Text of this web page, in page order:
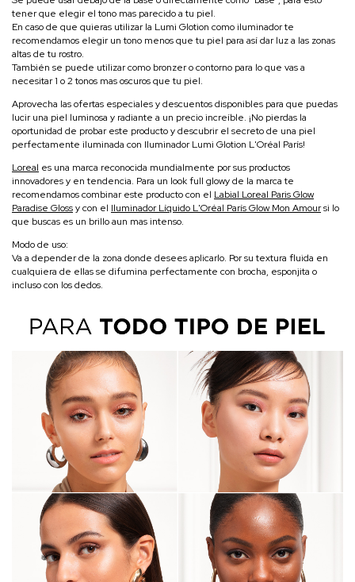
tener que elegir el tono mas parecido a tu piel.
En caso de que quieras utilizar la Lumi Glotion como iluminador te
recomendamos elegir un tono menos que tu piel para así dar luz a las zonas
altas de tu rostro.
También se puede utilizar como bronzer o contorno para lo que vas a
necesitar 1 o 2 tonos mas oscuros que tu piel.
Aprovecha las ofertas especiales y descuentos disponibles para que puedas
lucir una piel luminosa y radiante a un precio increíble. ¡No pierdas la
oportunidad de probar este producto y descubrir el secreto de una piel
perfectamente iluminada con Iluminador Lumi Glotion L'Oréal París!
Loreal es una marca reconocida mundialmente por sus productos
innovadores y en tendencia. Para un look full glowy de la marca te
recomendamos combinar este producto con el Labial Loreal Paris Glow
Paradise Glossy con el Iluminador Líquido L'Oréal París Glow Mon Amoursi lo
que buscas es un brillo aun mas intenso.
Modo de uso:
Va a depender de la zona donde desees aplicarlo. Por su textura fluida en
cualquiera de ellas se difumina perfectamente con brocha, esponjita o
incluso con los dedos.